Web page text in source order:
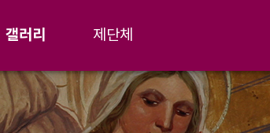
갤러리 제단체